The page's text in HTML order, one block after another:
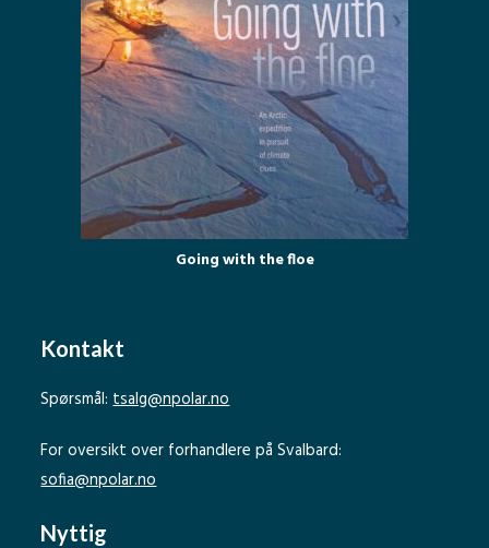
Going with the floe
Kontakt
Spørsmål:tsalg@npolar.no
For oversikt over forhandlere på Svalbard:
sofia@npolar.no
Nyttig